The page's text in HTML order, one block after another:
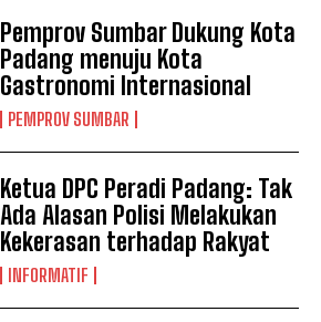
Pemprov Sumbar Dukung Kota
Padang menuju Kota
Gastronomi Internasional
PEMPROV SUMBAR
Ketua DPC Peradi Padang: Tak
Ada Alasan Polisi Melakukan
Kekerasan terhadap Rakyat
INFORMATIF